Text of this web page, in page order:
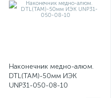
Наконечник медно-алюм.
DTL(ТАМ)-50мм ИЭК
UNP31-050-08-10